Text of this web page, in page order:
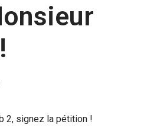
2, signez la pétition !